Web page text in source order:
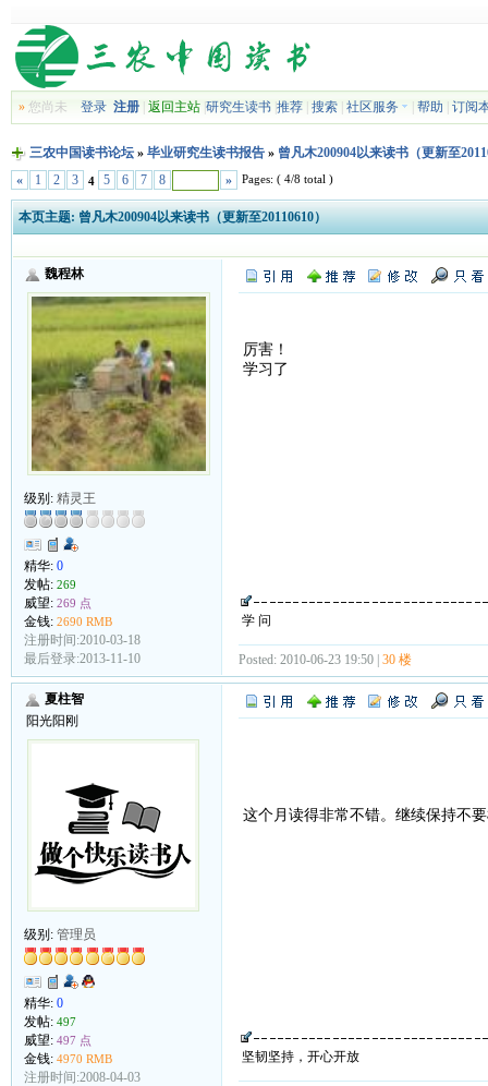
»您尚未 登录 注册| 返回主站| 研究生读书| 推荐| 搜索| 社区服务 帮助 订阅
三农中国读书论坛» 毕业研究生读书报告» 曾凡木200904以来读书（更新至
«
1 2 3 4 5 6 7 8 » Pages: ( 4/8 total )
本页主题: 曾凡木200904以来读书（更新至20110610）
魏程林
级别: 精灵王
精华: 0
发帖: 269
威望: 269 点
金钱: 2690 RMB
注册时间:2010-03-18
最后登录:2013-11-10
厉害！
学习了
学 问
Posted: 2010-06-23 19:50 | 30 楼
夏柱智
阳光阳刚
级别: 管理员
精华: 0
发帖: 497
威望: 497 点
金钱: 4970 RMB
注册时间:2008-04-03
这个月读得非常不错。继续保持不
坚韧坚持，开心开放